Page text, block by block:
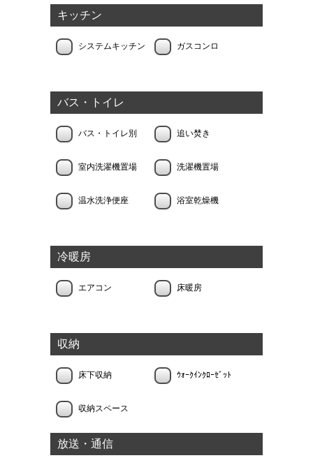
キッチン
システムキッチン ガスコンロ
バス・トイレ
バス・トイレ別 追い焚き
室内洗濯機置場 洗濯機置場
温水洗浄便座 浴室乾燥機
冷暖房
エアコン 床暖房
収納
床下収納 ｳｫｰｸｲﾝｸﾛｰｾﾞｯﾄ
収納スペース
放送・通信